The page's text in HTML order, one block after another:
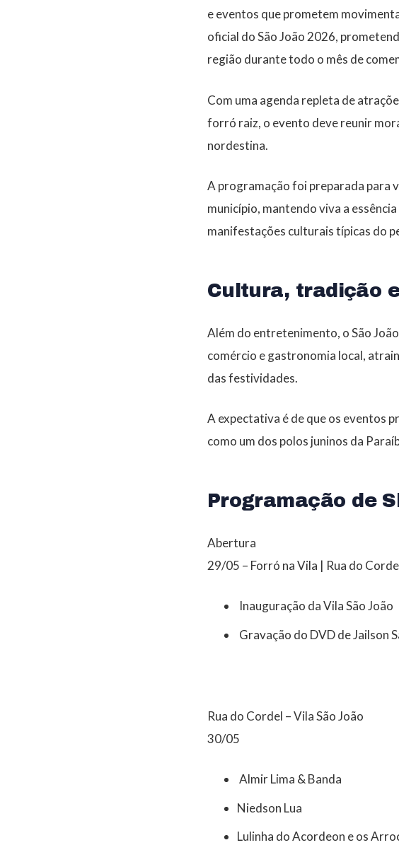
e eventos que prometem
oficial do São João 2026,
região durante todo o mês de
Com uma agenda repleta de
forró raiz, o evento deve reunir
nordestina.
A programação foi preparada para
município, mantendo viva a
manifestações culturais típicas do
Cultura, tradição
Além do entretenimento, o São
comércio e gastronomia local,
das festividades.
A expectativa é de que os eventos
como um dos polos juninos da
Programação de
Abertura
29/05 – Forró na Vila | Rua do
Inauguração da Vila São João
Gravação do DVD de Jailson
Rua do Cordel – Vila São João
30/05
Almir Lima & Banda
Niedson Lua
Lulinha do Acordeon e os